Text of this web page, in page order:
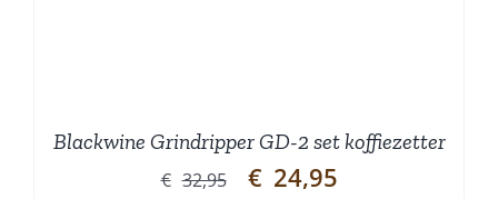
Blackwine Grindripper GD-2 set koffiezetter
€ 32,95
Oorspronkelijke
€ 24,95